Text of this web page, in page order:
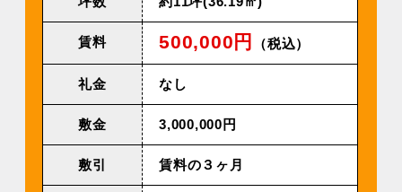
賃料 500,000円 （税込）
礼金 なし
敷金 3,000,000円
敷引 賃料の３ヶ月